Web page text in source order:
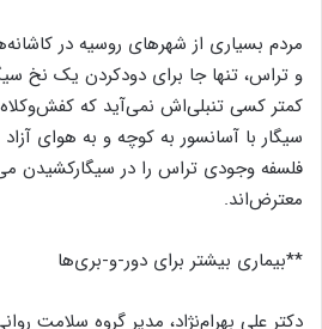
مردم بسیاری از شهرهای روسیه در
و تراس، تنها جا برای دودکردن یک نخ
کمتر کسی تنبلی‌اش نمی‌آید که
سیگار با آسانسور به کوچه و به هوای
فلسفه وجودی تراس را در سیگارکشیدن
معترض‌اند.
**بیماری بیشتر برای دور-و-بری‌ها
دکتر علی بهرام‌نژاد، مدیر گروه سلامت